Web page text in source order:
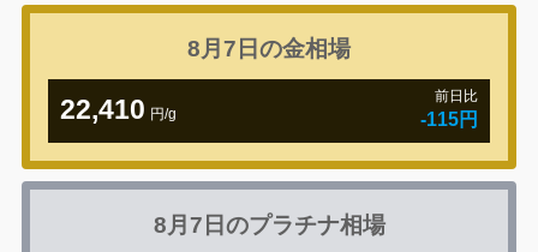
8月7日の金相場
22,410 円/g
前日比
-115円
8月7日のプラチナ相場